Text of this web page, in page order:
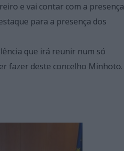
e vai contar com a presença
para a presença dos
que irá reunir num só
fazer deste concelho Minhoto.